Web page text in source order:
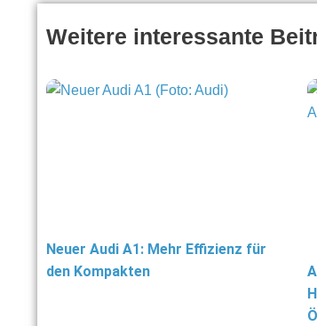
Weitere interessante
Neuer Audi A1: Mehr Effizienz für
den Kompakten